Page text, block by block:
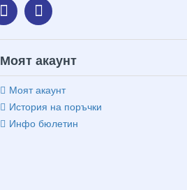
Моят акаунт
Моят акаунт
История на поръчки
Инфо бюлетин